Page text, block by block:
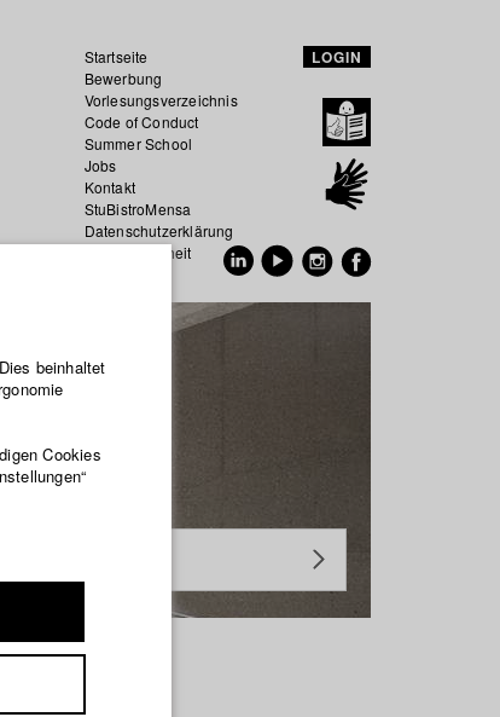
Startseite
Bewerbung
Vorlesungsverzeichnis
Code of Conduct
Summer School
Jobs
Kontakt
StuBistroMensa
Datenschutzerklärung
Datensicherheit
LOGIN
beinhaltet
Cookies